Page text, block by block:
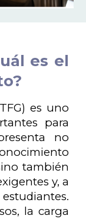
es el
es uno
para
no
también
y, a
la carga